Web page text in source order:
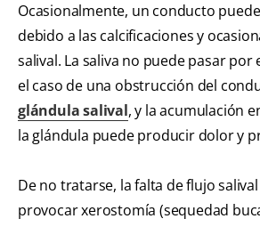
Ocasionalmente, un conducto
debido a las calcificaciones y
salival. La saliva no puede pasar por
el caso de una obstrucción del
glándula salival, y la acumulación
la glándula puede producir dolor y
De no tratarse, la falta de flujo
provocar xerostomía (sequedad